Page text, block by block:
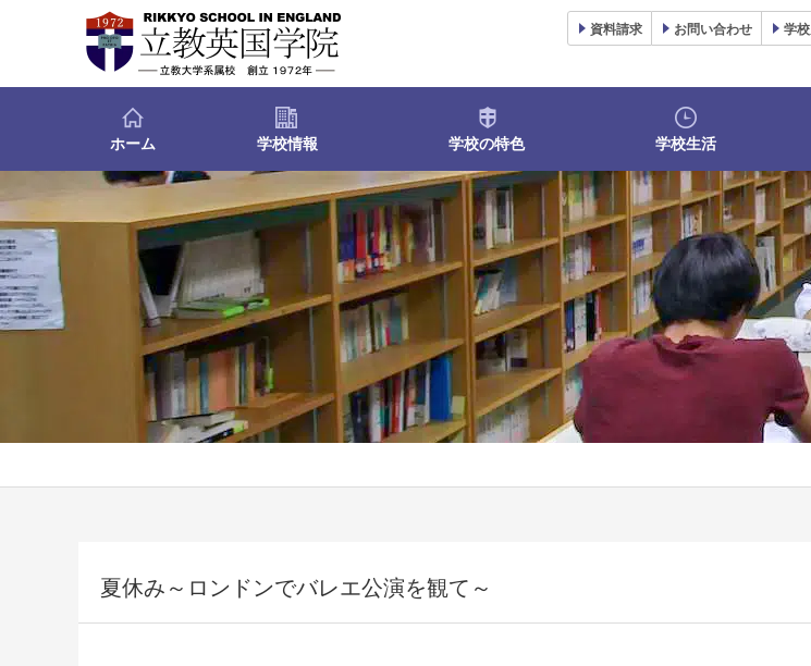
資料請求 お問い合わせ 学校
ホーム 学校情報 学校の特色 学校生活
夏休み～ロンドンでバレエ公演を観て～